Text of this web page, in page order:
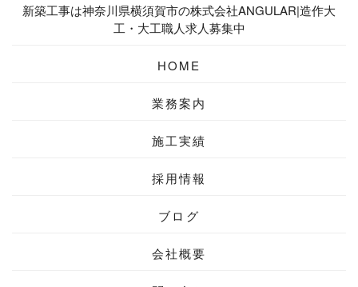
新築工事は神奈川県横須賀市の株式会社ANGULAR|造作大
工・大工職人求人募集中
HOME
業務案内
施工実績
採用情報
ブログ
会社概要